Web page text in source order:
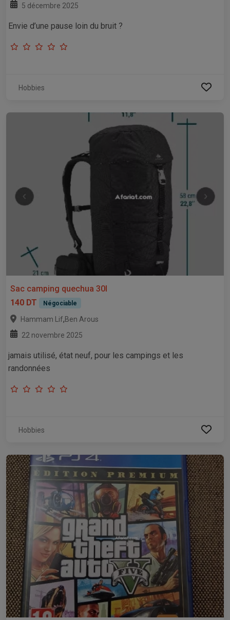
5 décembre 2025
Envie d’une pause loin du bruit ?
Hobbies
Sac camping quechua 30l
140 DT
Négociable
Hammam Lif,Ben Arous
22 novembre 2025
jamais utilisé, état neuf, pour les campings et les
randonnées
Hobbies